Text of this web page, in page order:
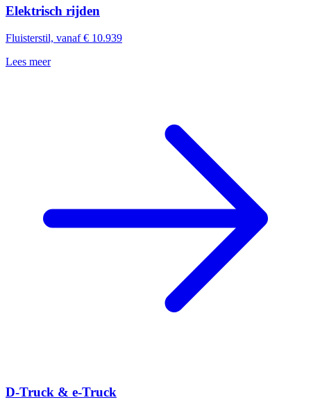
Elektrisch rijden
Fluisterstil, vanaf € 10.939
Lees meer
D-Truck & e-Truck